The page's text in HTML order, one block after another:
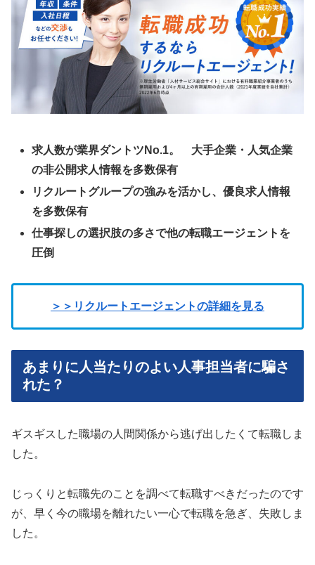
求人数が業界ダントツNo.1。 大手企業・人気企業
の非公開求人情報を多数保有
リクルートグループの強みを活かし、優良求人情報
を多数保有
仕事探しの選択肢の多さで他の転職エージェントを
圧倒
＞＞リクルートエージェントの詳細を見る
あまりに人当たりのよい人事担当者に騙さ
れた？
ギスギスした職場の人間関係から逃げ出したくて転職しま
した。
じっくりと転職先のことを調べて転職すべきだったのです
が、早く今の職場を離れたい一心で転職を急ぎ、失敗しま
した。